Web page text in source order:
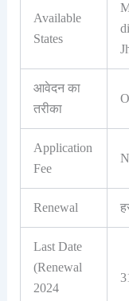
Available
States
आवेदन का
तरीका
Application
Fee
Renewal
Last Date
(Renewal
2024